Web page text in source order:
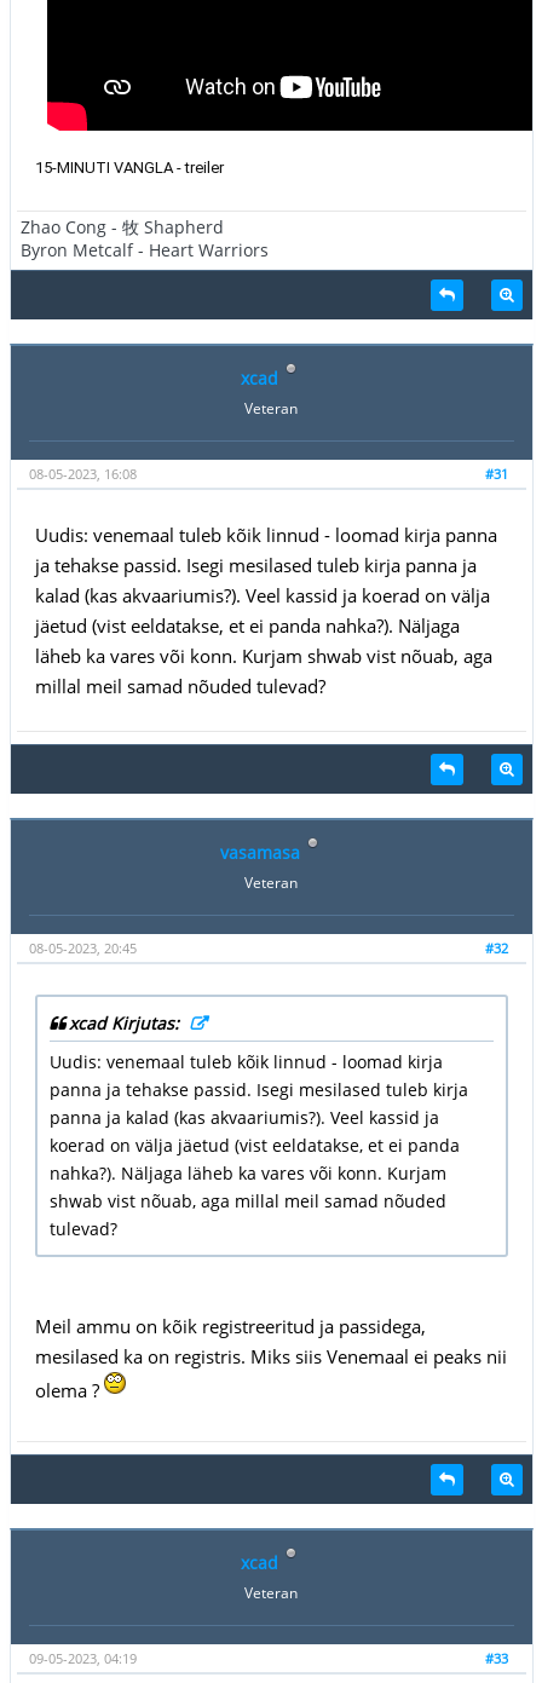
15-MINUTI VANGLA - treiler
Zhao Cong - 牧 Shapherd
Byron Metcalf - Heart Warriors
xcad
Veteran
#31
08-05-2023, 16:08
Uudis: venemaal tuleb kõik linnud - loomad kirja panna
ja tehakse passid. Isegi mesilased tuleb kirja panna ja
kalad (kas akvaariumis?). Veel kassid ja koerad on välja
jäetud (vist eeldatakse, et ei panda nahka?). Näljaga
läheb ka vares või konn. Kurjam shwab vist nõuab, aga
millal meil samad nõuded tulevad?
vasamasa
Veteran
#32
08-05-2023, 20:45
xcad Kirjutas:
Uudis: venemaal tuleb kõik linnud - loomad kirja
panna ja tehakse passid. Isegi mesilased tuleb kirja
panna ja kalad (kas akvaariumis?). Veel kassid ja
koerad on välja jäetud (vist eeldatakse, et ei panda
nahka?). Näljaga läheb ka vares või konn. Kurjam
shwab vist nõuab, aga millal meil samad nõuded
tulevad?
Meil ammu on kõik registreeritud ja passidega,
mesilased ka on registris. Miks siis Venemaal ei peaks nii
olema ?
xcad
Veteran
#33
09-05-2023, 04:19